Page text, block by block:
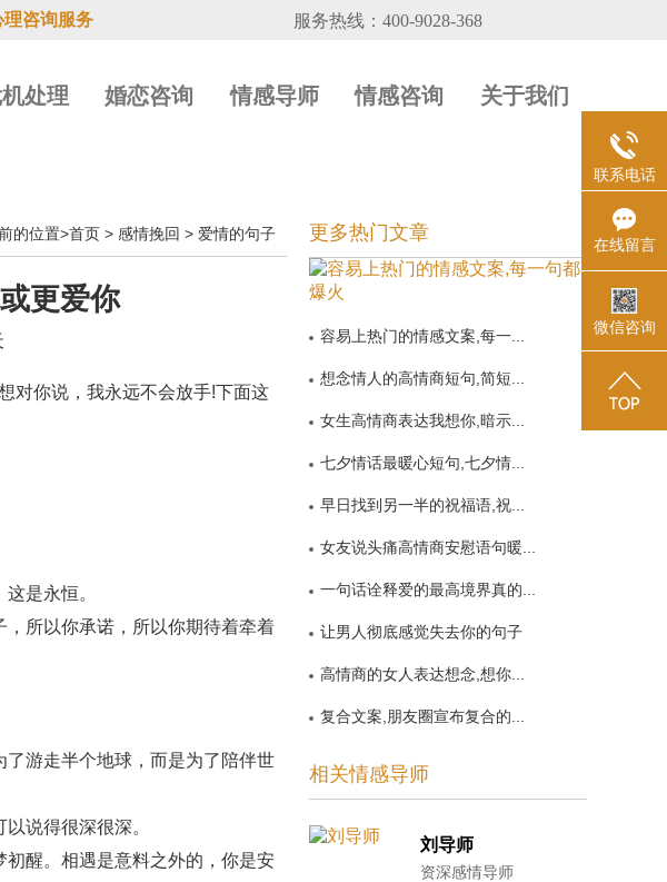
理咨询服务
处理 婚恋咨询 情感导师 情感咨询 关于我们
的位置>首页 > 感情挽回 > 爱情的句子
更爱你
你说，我永远不会放手!下面这
是永恒。
所以你承诺，所以你期待着牵着
游走半个地球，而是为了陪伴世
说得很深很深。
醒。相遇是意料之外的，你是安
更多热门文章
容易上热门的情感文案,每一...
想念情人的高情商短句,简短...
女生高情商表达我想你,暗示...
七夕情话最暖心短句,七夕情...
早日找到另一半的祝福语,祝...
女友说头痛高情商安慰语句暖...
一句话诠释爱的最高境界真的...
让男人彻底感觉失去你的句子
高情商的女人表达想念,想你...
复合文案,朋友圈宣布复合的...
相关情感导师
刘导师
资深感情导师
联系电话
在线留言
微信咨询